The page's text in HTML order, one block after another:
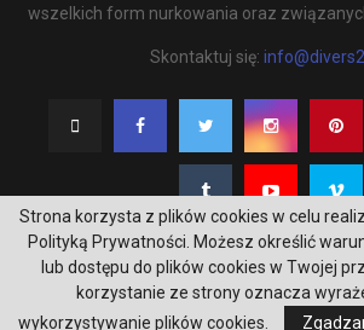
wszelkich form nurkowania oraz
Skontaktuj się:
@2020 - underwatermedia.pl. All Right Reserved.
Tworzenie stron internetowych
Strona korzysta z plików cookies w celu
Polityką Prywatności. Możesz określić
lub dostępu do plików cookies w Twojej
korzystanie ze strony oznacza
wykorzystywanie plików cookies.